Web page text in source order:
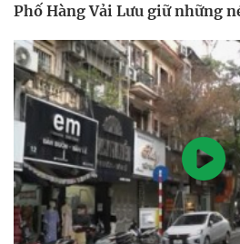
Phố Hàng Vải Lưu giữ những